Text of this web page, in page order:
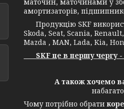
амортизаторів,
Продукцію SKF
Skoda, Seat, Scania,
Mazda , MAN, Lada, Kia,
SKF це в першу чергу -
А також хочемо
Чому потрібно обрати